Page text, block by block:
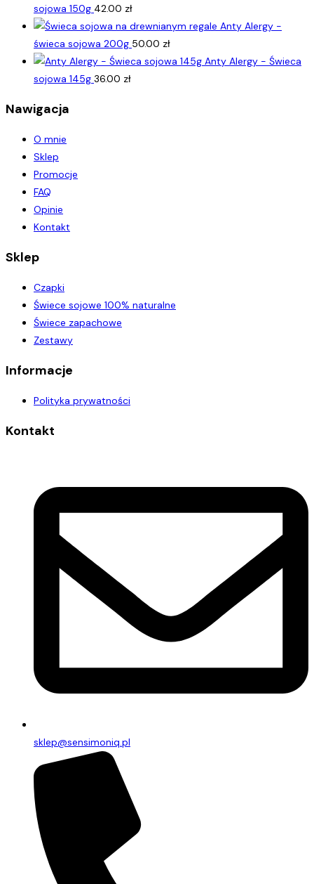
sojowa 150g 42.00 zł
Anty Alergy -
świeca sojowa 200g 50.00 zł
Anty Alergy - Świeca
sojowa 145g 36.00 zł
Nawigacja
O mnie
Sklep
Promocje
FAQ
Opinie
Kontakt
Sklep
Czapki
Świece sojowe 100% naturalne
Świece zapachowe
Zestawy
Informacje
Polityka prywatności
Kontakt
sklep@sensimoniq.pl